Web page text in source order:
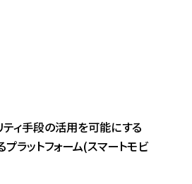
ィ手段の活用を可能にする
ラットフォーム(スマートモビ